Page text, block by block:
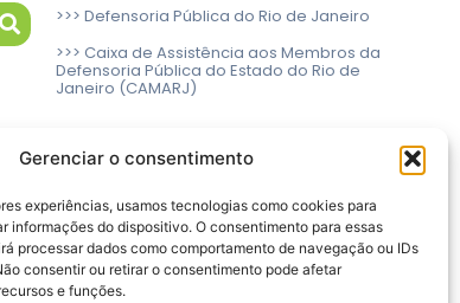
Gerenciar o consentimento
experiências, usamos tecnologias como cookies para
informações do dispositivo. O consentimento para essas
processar dados como comportamento de navegação ou IDs
consentir ou retirar o consentimento pode afetar
e funções.
>>> Defensoria Pública do Rio de Janeiro
>>> Caixa de Assistência aos Membros da
Defensoria Pública do Estado do Rio de
Janeiro (CAMARJ)